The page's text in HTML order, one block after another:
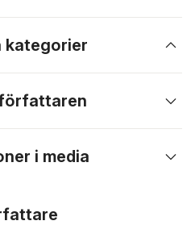
kategorier
i media